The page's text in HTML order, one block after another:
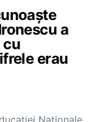
a
cu
erau
Naționale